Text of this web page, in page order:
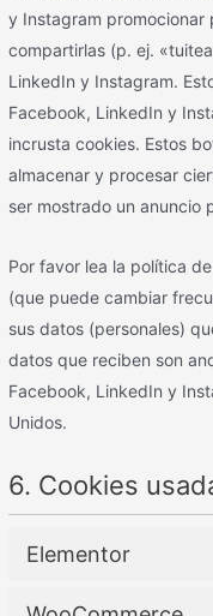
y Instagram promocionar
compartirlas (p. ej.
LinkedIn y Instagram.
Facebook, LinkedIn y
incrusta cookies. Estos
almacenar y procesar
ser mostrado un anuncio
Por favor lea la política
(que puede cambiar
sus datos (personales)
datos que reciben son
Facebook, LinkedIn y
Unidos.
6. Cookies
Elementor